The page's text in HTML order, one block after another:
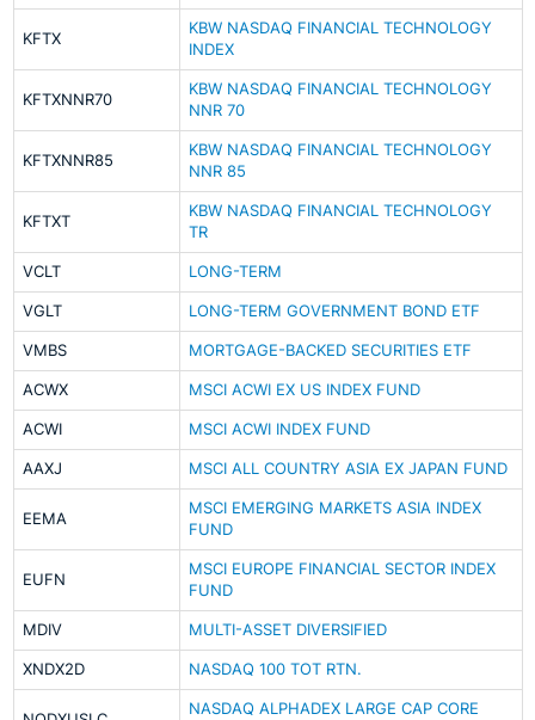
KFTX
KBW NASDAQ FINANCIAL TECHNOLOGY
INDEX
KFTXNNR70
KBW NASDAQ FINANCIAL TECHNOLOGY
NNR 70
KFTXNNR85
KBW NASDAQ FINANCIAL TECHNOLOGY
NNR 85
KFTXT
KBW NASDAQ FINANCIAL TECHNOLOGY
TR
VCLT LONG-TERM
VGLT LONG-TERM GOVERNMENT BOND ETF
VMBS MORTGAGE-BACKED SECURITIES ETF
ACWX MSCI ACWI EX US INDEX FUND
ACWI MSCI ACWI INDEX FUND
AAXJ MSCI ALL COUNTRY ASIA EX JAPAN FUND
EEMA
MSCI EMERGING MARKETS ASIA INDEX
FUND
EUFN
MSCI EUROPE FINANCIAL SECTOR INDEX
FUND
MDIV MULTI-ASSET DIVERSIFIED
XNDX2D NASDAQ 100 TOT RTN.
NASDAQ ALPHADEX LARGE CAP CORE